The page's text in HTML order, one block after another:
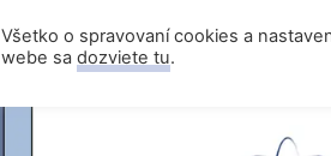
Všetko o spravovaní cookies a
webe sa dozviete tu.